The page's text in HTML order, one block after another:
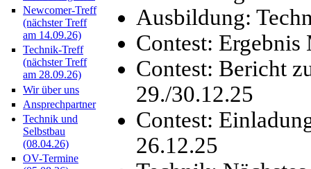
Newcomer-Treff
(nächster Treff
am 14.09.26)
Technik-Treff
(nächster Treff
am 28.09.26)
Wir über uns
Ansprechpartner
Technik und
Selbstbau
(08.04.26)
OV-Termine
Ausbildung:
Contest:
Contest: Bericht
29./30.12.25
Contest:
26.12.25